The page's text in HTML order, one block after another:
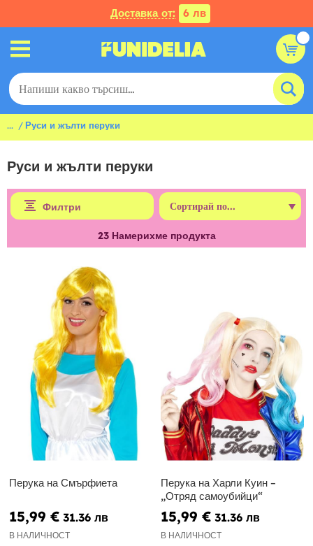
Доставка от: 6 лв
... Руси и жълти перуки
Руси и жълти перуки
Филтри
23Намерихме продукта
Перука на Смърфиета
15,99 € 31.36 лв
В НАЛИЧНОСТ
Перука на Харли Куин –
„Отряд самоубийци“
15,99 € 31.36 лв
В НАЛИЧНОСТ